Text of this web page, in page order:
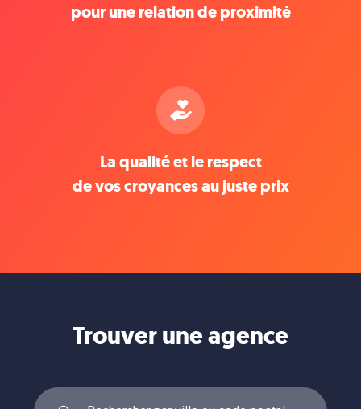
pour une relation de proximité
La qualité et le respect
de vos croyances au juste prix
Trouver une agence